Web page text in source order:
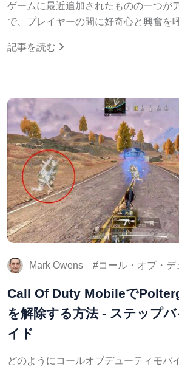
ゲームに最近追加されたものの一つが
で、プレイヤーの間に好奇心と興奮を
記事を読む
Mark Owens コール・オブ・デ
Call Of Duty Mobileで
を解除する方法 - ステップ
イド
どのようにコールオブデューティモバ